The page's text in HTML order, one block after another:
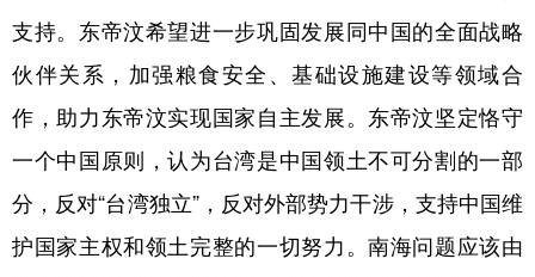
支持。东帝汶希望进一步巩固发展同中国的全面战略
伙伴关系，加强粮食安全、基础设施建设等领域合
作，助力东帝汶实现国家自主发展。东帝汶坚定恪守
一个中国原则，认为台湾是中国领土不可分割的一部
分，反对“台湾独立”，反对外部势力干涉，支持中国维
护国家主权和领土完整的一切努力。南海问题应该由